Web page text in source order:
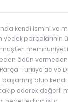
kendi ismini ve
parçalarının
ödün
Türkiye de ve
olup
ederek değerli